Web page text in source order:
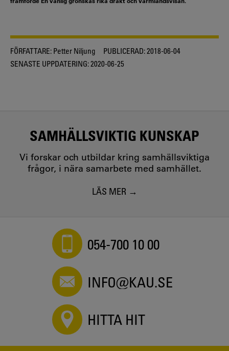
FÖRFATTARE: Petter Niljung PUBLICERAD:2018-06-04
SENASTE UPPDATERING:2020-06-25
SAMHÄLLSVIKTIG KUNSKAP
Vi forskar och utbildar kring samhällsviktiga
frågor, i nära samarbete med samhället.
LÄS MER
054-700 10 00
INFO@KAU.SE
HITTA HIT